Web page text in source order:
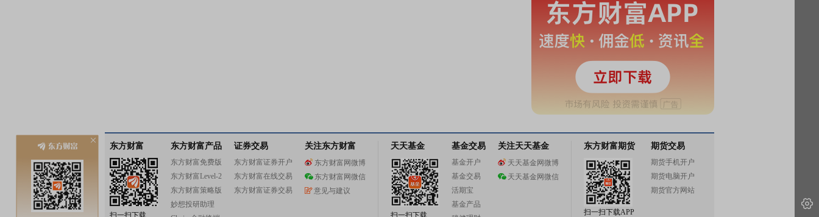
东方财富
扫一扫下载
东方财富产品
东方财富免费版
东方财富Level-2
东方财富策略版
妙想投研助理
证券交易
东方财富证券开户
东方财富在线交易
东方财富证券交易
关注东方财富
东方财富网微博
东方财富网微信
意见与建议
天天基金
扫一扫下载
基金交易
基金开户
基金交易
活期宝
基金产品
关注天天基金
天天基金网微博
天天基金网微信
东方财富期货
扫一扫下载APP
期货交易
期货手机开户
期货电脑开户
期货官方网站